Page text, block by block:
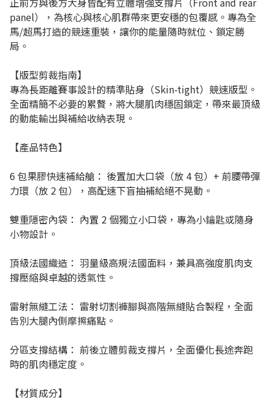
panel），為核心與核心肌群帶來更安穩的包覆感。專為全
馬/超馬打造的競速重裝，讓你的能量隨時就位、鎖定勝
局。
【版型剪裁指南】
專為長距離賽事設計的精準貼身（Skin-tight）競速版型。
全面精簡不必要的累贅，將大腿肌肉穩固鎖定，帶來最頂級
的動能輸出與補給收納表現。
【產品特色】
6 包果膠快速補給艙： 後置加大口袋（放 4 包）+ 前腰帶彈
力環（放 2 包），高配速下盲抽補給絕不晃動。
雙重隱密內袋： 內置 2 個獨立小口袋，專為小鑰匙或隨身
小物設計。
頂級法國織造： 羽量級高規法國面料，兼具高強度肌肉支
撐壓縮與卓越的透氣性。
雷射無縫工法： 雷射切割褲腳與高階無縫貼合製程，全面
告別大腿內側摩擦痛點。
分區支撐結構： 前後立體剪裁支撐片，全面優化長途奔跑
時的肌肉穩定度。
【材質成分】